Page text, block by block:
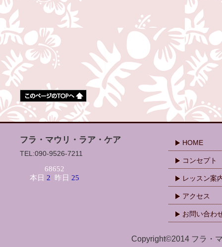
フラ・マウリ・ラア・ケア
TEL:090-9526-7211
HOME
コンセプト
レッスン案
アクセス
お問い合わ
Copyright©2014 フラ・